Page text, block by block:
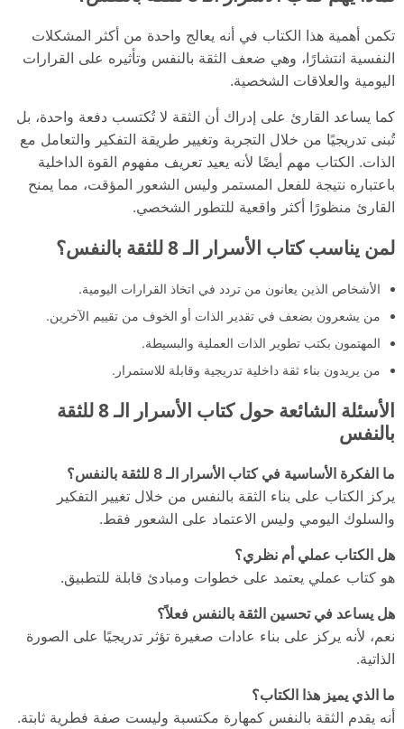
تكمن أهمية هذا الكتاب في أنه يعالج واحدة من أكثر المشكلات
النفسية انتشارًا، وهي ضعف الثقة بالنفس وتأثيره على القرارات
اليومية والعلاقات الشخصية.
كما يساعد القارئ على إدراك أن الثقة لا تُكتسب دفعة واحدة، بل
تُبنى تدريجيًا من خلال التجربة وتغيير طريقة التفكير والتعامل مع
الذات. الكتاب مهم أيضًا لأنه يعيد تعريف مفهوم القوة الداخلية
باعتباره نتيجة للفعل المستمر وليس الشعور المؤقت، مما يمنح
القارئ منظورًا أكثر واقعية للتطور الشخصي.
لمن يناسب كتاب الأسرار الـ 8 للثقة بالنفس؟
الأشخاص الذين يعانون من تردد في اتخاذ القرارات اليومية.
من يشعرون بضعف في تقدير الذات أو الخوف من تقييم الآخرين.
المهتمون بكتب تطوير الذات العملية والبسيطة.
من يريدون بناء ثقة داخلية تدريجية وقابلة للاستمرار.
الأسئلة الشائعة حول كتاب الأسرار الـ 8 للثقة
بالنفس
ما الفكرة الأساسية في كتاب الأسرار الـ 8 للثقة بالنفس؟
يركز الكتاب على بناء الثقة بالنفس من خلال تغيير التفكير
والسلوك اليومي وليس الاعتماد على الشعور فقط.
هل الكتاب عملي أم نظري؟
هو كتاب عملي يعتمد على خطوات ومبادئ قابلة للتطبيق.
هل يساعد في تحسين الثقة بالنفس فعلاً؟
نعم، لأنه يركز على بناء عادات صغيرة تؤثر تدريجيًا على الصورة
الذاتية.
ما الذي يميز هذا الكتاب؟
أنه يقدم الثقة بالنفس كمهارة مكتسبة وليست صفة فطرية ثابتة.